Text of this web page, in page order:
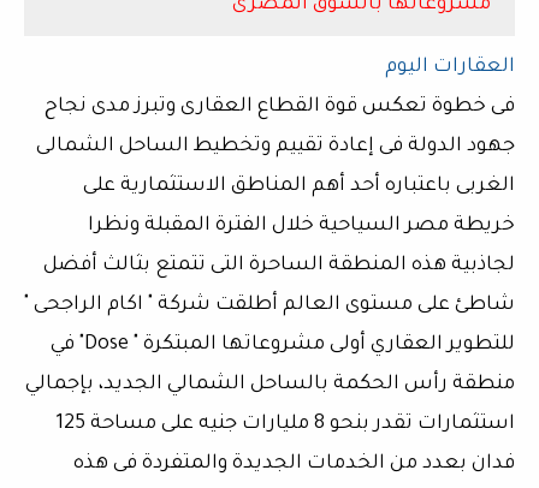
مشروعاتها بالسوق المصرى
العقارات اليوم
فى خطوة تعكس قوة القطاع العقارى وتبرز مدى نجاح
جهود الدولة فى إعادة تقييم وتخطيط الساحل الشمالى
الغربى باعتباره أحد أهم المناطق الاستثمارية على
خريطة مصر السياحية خلال الفترة المقبلة ونظرا
لجاذبية هذه المنطقة الساحرة التى تتمتع بثالث أفضل
شاطئ على مستوى العالم أطلقت شركة " اكام الراجحى "
للتطوير العقاري أولى مشروعاتها المبتكرة " Dose" في
منطقة رأس الحكمة بالساحل الشمالي الجديد، بإجمالي
استثمارات تقدر بنحو 8 مليارات جنيه على مساحة 125
فدان بعدد من الخدمات الجديدة والمتفردة فى هذه